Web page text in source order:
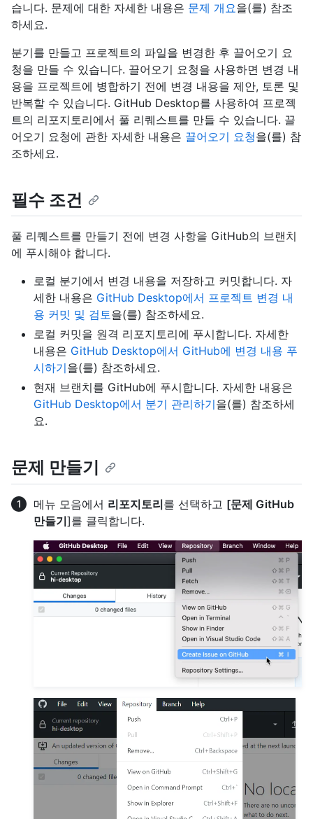
습니다. 문제에 대한 자세한 내용은 문제 개요을(를) 참조
하세요.
분기를 만들고 프로젝트의 파일을 변경한 후 끌어오기 요
청을 만들 수 있습니다. 끌어오기 요청을 사용하면 변경 내
용을 프로젝트에 병합하기 전에 변경 내용을 제안, 토론 및
반복할 수 있습니다. GitHub Desktop를 사용하여 프로젝
트의 리포지토리에서 풀 리퀘스트를 만들 수 있습니다. 끌
어오기 요청에 관한 자세한 내용은 끌어오기 요청을(를) 참
조하세요.
필수 조건
풀 리퀘스트를 만들기 전에 변경 사항을 GitHub의 브랜치
에 푸시해야 합니다.
로컬 분기에서 변경 내용을 저장하고 커밋합니다. 자
세한 내용은 GitHub Desktop에서 프로젝트 변경 내
용 커밋 및 검토을(를) 참조하세요.
로컬 커밋을 원격 리포지토리에 푸시합니다. 자세한
내용은 GitHub Desktop에서 GitHub에 변경 내용 푸
시하기을(를) 참조하세요.
현재 브랜치를 GitHub에 푸시합니다. 자세한 내용은
GitHub Desktop에서 분기 관리하기을(를) 참조하세
요.
문제 만들기
메뉴 모음에서 리포지토리를 선택하고 [문제 GitHub
만들기]를 클릭합니다.